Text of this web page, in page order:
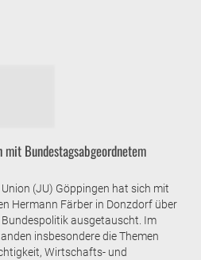
mit Bundestagsabgeordnetem
(JU) Göppingen hat sich mit
Hermann Färber in Donzdorf über
ausgetauscht. Im
insbesondere die Themen
Wirtschafts- und